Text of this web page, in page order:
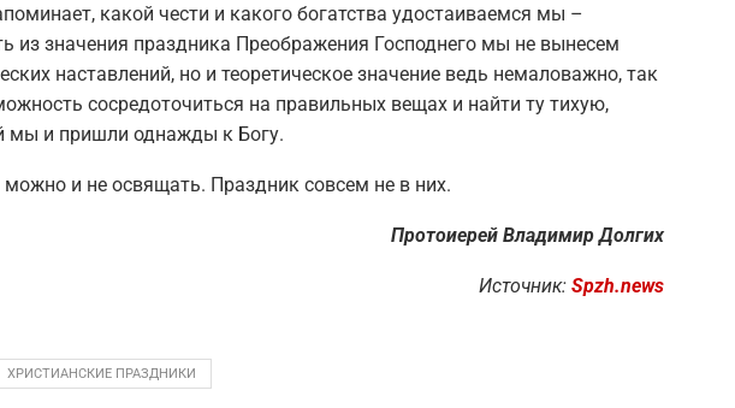
какой чести и какого богатства удостаиваемся мы –
из значения праздника Преображения Господнего мы не вынесем
наставлений, но и теоретическое значение ведь немаловажно, так
сосредоточиться на правильных вещах и найти ту тихую,
мы и пришли однажды к Богу.
и не освящать. Праздник совсем не в них.
Протоиерей Владимир Долгих
Источник: Spzh.news
ХРИСТИАНСКИЕ ПРАЗДНИКИ